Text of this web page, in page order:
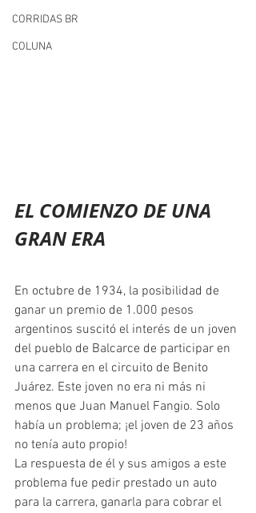
CORRIDAS BR
COLUNA
EL COMIENZO DE UNA
GRAN ERA
En octubre de 1934, la posibilidad de
ganar un premio de 1.000 pesos
argentinos suscitó el interés de un joven
del pueblo de Balcarce de participar en
una carrera en el circuito de Benito
Juárez. Este joven no era ni más ni
menos que Juan Manuel Fangio. Solo
había un problema; ¡el joven de 23 años
no tenía auto propio!
La respuesta de él y sus amigos a este
problema fue pedir prestado un auto
para la carrera, ganarla para cobrar el